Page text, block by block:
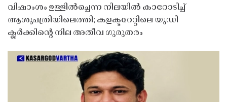
വിഷാംശം ഉള്ളിൽച്ചെന്ന നിലയിൽ കാറോടിച്ച്
ആശുപത്രിയിലെത്തി; കളക്ടറേറ്റിലെ യുഡി
ക്ലർക്കിൻ്റെ നില അതീവ ഗുരുതരം